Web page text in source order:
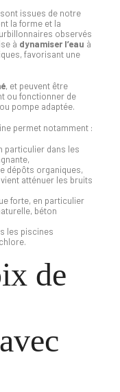
issues de notre
la forme et la
observés
à dynamiser l’eau à
favorisant une
, et peuvent être
ou fonctionner de
pompe adaptée.
permet notamment :
particulier dans les
dépôts organiques,
atténuer les bruits
forte, en particulier
béton
les piscines
de